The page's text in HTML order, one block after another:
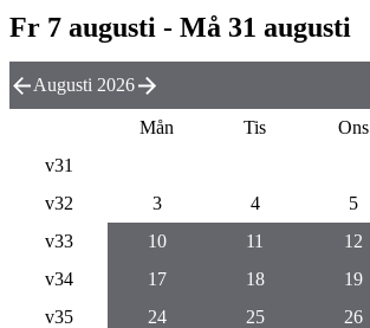
Fr 7 augusti - Må 31 augusti
Augusti 2026
Mån Tis Ons
v31
v32
3 4 5
v33
10 11 12
v34
17 18 19
v35
24 25 26